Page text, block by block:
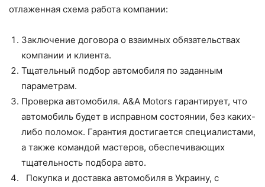
отлаженная схема работа компании:
Заключение договора о взаимных обязательствах
компании и клиента.
Тщательный подбор автомобиля по заданным
параметрам.
Проверка автомобиля. A&A Motors гарантирует, что
автомобиль будет в исправном состоянии, без каких-
либо поломок. Гарантия достигается специалистами,
а также командой мастеров, обеспечивающих
тщательность подбора авто.
Покупка и доставка автомобиля в Украину, с